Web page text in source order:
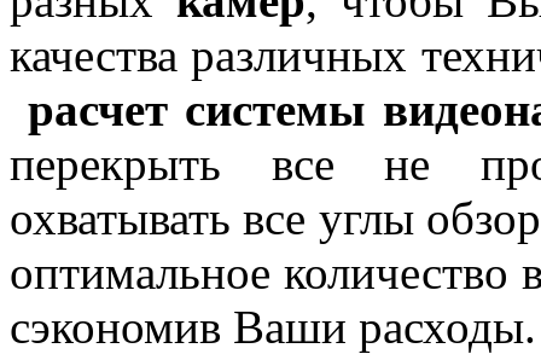
качества различных
расчет системы
перекрыть все не
охватывать все углы
оптимальное
сэкономив Ваши расходы.